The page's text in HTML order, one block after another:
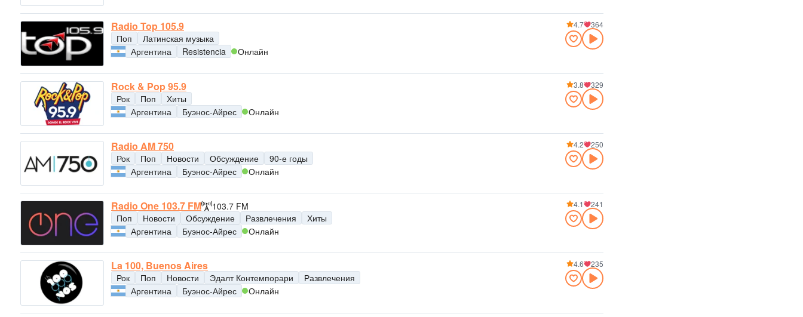
Radio Top 105.9
Поп
Латинская музыка
Аргентина
Resistencia Онлайн
4.7 364
Rock & Pop 95.9
Рок Поп
Хиты
Аргентина
Буэнос-Айрес Онлайн
3.8 329
Radio AM 750
Рок Поп Новости Обсуждение
90-е годы
Аргентина
Буэнос-Айрес Онлайн
4.2 250
Radio One 103.7 FM
103.7 FM
Поп
Новости Обсуждение Развлечения
Хиты
Аргентина
Буэнос-Айрес Онлайн
4.1 241
La 100, Buenos Aires
Рок Поп Новости Эдалт Контемпорари
Развлечения
Аргентина
Буэнос-Айрес Онлайн
4.6 235